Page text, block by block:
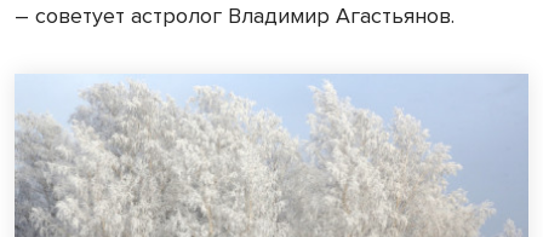
– советует астролог Владимир Агастьянов.